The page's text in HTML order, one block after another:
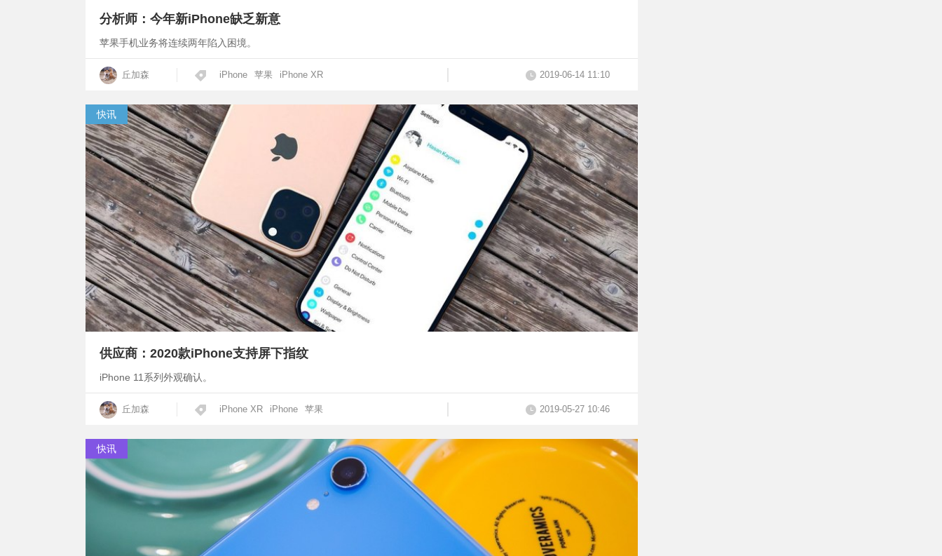
分析师：今年新iPhone缺乏新意
苹果手机业务将连续两年陷入困境。
丘加森 iPhone 苹果 iPhone XR 2019-06-14 11:10
快讯
供应商：2020款iPhone支持屏下指纹
iPhone 11系列外观确认。
丘加森 iPhone XR iPhone 苹果 2019-05-27 10:46
快讯